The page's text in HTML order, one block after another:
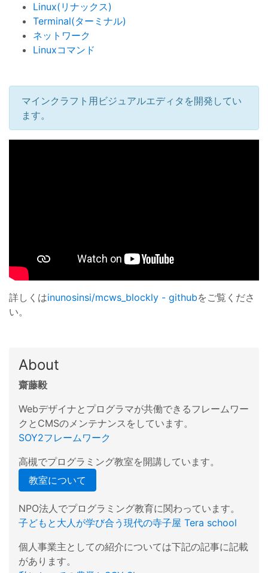
Linux(リナックス)
Terminal(ターミナル)
ネットワーク
Linuxコマンド
マインクラフト用ビジュアルエディタを開発してい
ます。
詳しくはinunosinsi/mcws_blockly - githubをご覧くださ
い。
About
齋藤毅
Webデザイナとプログラマが共働できるフレームワー
クとCMSのメンテナンスをしています。
SOY2フレームワーク
高槻でプログラミング教室を開講しています。
教室について
NPO法人でプログラミング教育に関わっています。
子どもと大人が学び合う現代の寺子屋 Tera school
個人事業主としての紹介については下記の記事に記載
があります。